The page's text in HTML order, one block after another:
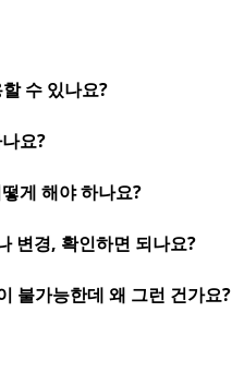
수 있나요?
요?
게 해야 하나요?
변경, 확인하면 되나요?
불가능한데 왜 그런 건가요?